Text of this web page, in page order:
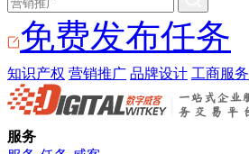
免费发布任务
知识产权 营销推广 品牌设计 工商服务
服务